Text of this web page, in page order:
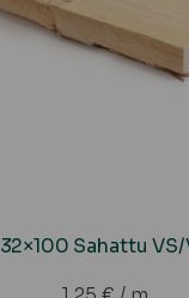
32×100 Sahattu VS/